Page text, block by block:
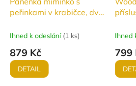
peřinkami v krabičce, dvě
Ihned k odeslání (1 ks)
879 Kč
DETAIL
Ihned
799